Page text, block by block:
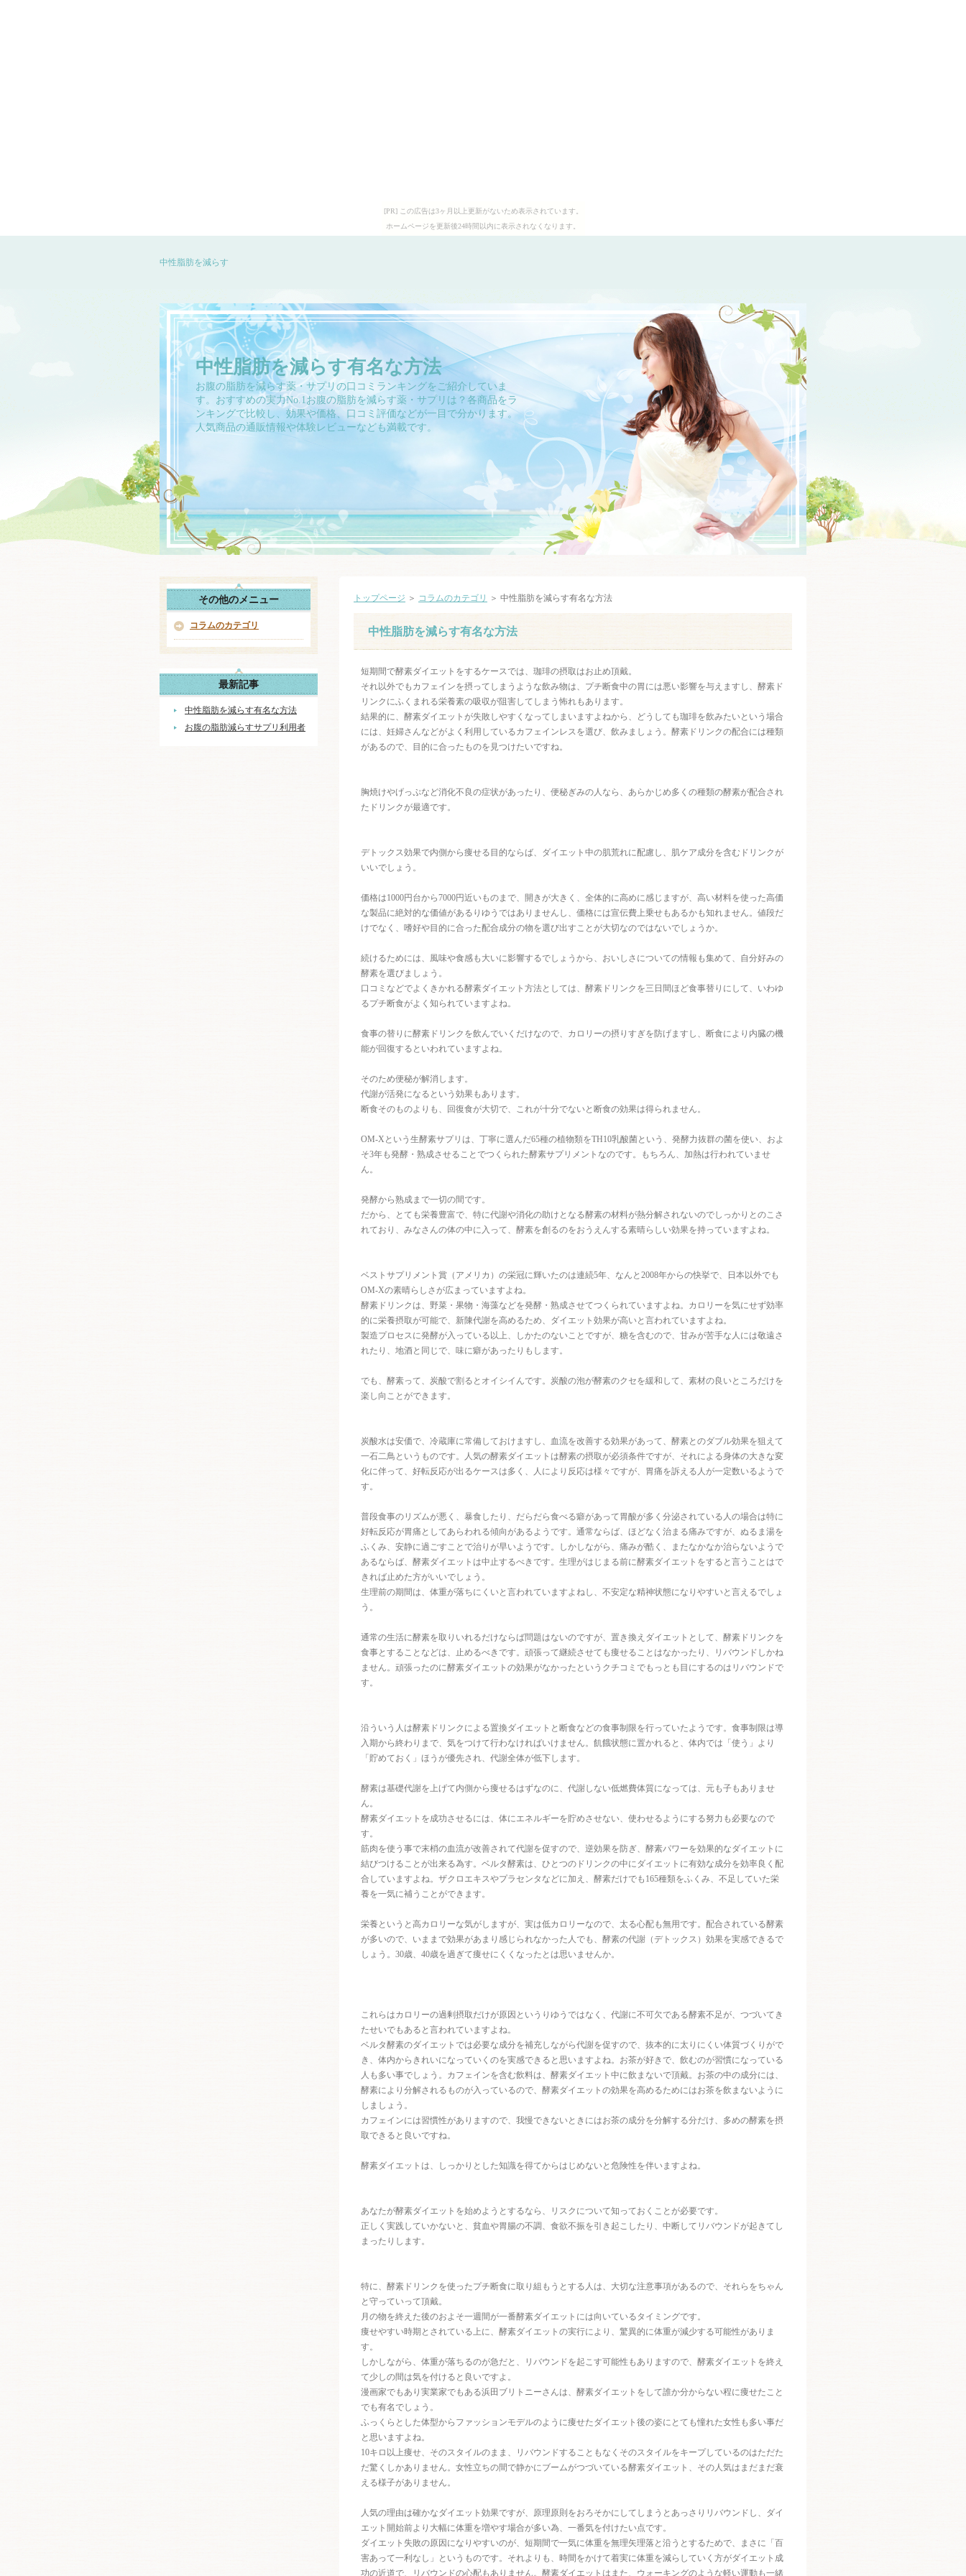
[PR] この広告は3ヶ月以上更新がないため表示されています。
ホームページを更新後24時間以内に表示されなくなります。
中性脂肪を減らす
中性脂肪を減らす有名な方法
お腹の脂肪を減らす薬・サプリの口コミランキングをご紹介していま
す。おすすめの実力No.1お腹の脂肪を減らす薬・サプリは？各商品をラ
ンキングで比較し、効果や価格、口コミ評価などが一目で分かります。
人気商品の通販情報や体験レビューなども満載です。
トップページ ＞ コラムのカテゴリ ＞ 中性脂肪を減らす有名な方法
中性脂肪を減らす有名な方法
短期間で酵素ダイエットをするケースでは、珈琲の摂取はお止め頂戴。
それ以外でもカフェインを摂ってしまうような飲み物は、プチ断食中の胃には悪い影響を与えますし、酵素ド
リンクにふくまれる栄養素の吸収が阻害してしまう怖れもあります。
結果的に、酵素ダイエットが失敗しやすくなってしまいますよねから、どうしても珈琲を飲みたいという場合
には、妊婦さんなどがよく利用しているカフェインレスを選び、飲みましょう。酵素ドリンクの配合には種類
があるので、目的に合ったものを見つけたいですね。
胸焼けやげっぷなど消化不良の症状があったり、便秘ぎみの人なら、あらかじめ多くの種類の酵素が配合され
たドリンクが最適です。
デトックス効果で内側から痩せる目的ならば、ダイエット中の肌荒れに配慮し、肌ケア成分を含むドリンクが
いいでしょう。
価格は1000円台から7000円近いものまで、開きが大きく、全体的に高めに感じますが、高い材料を使った高価
な製品に絶対的な価値があるりゆうではありませんし、価格には宣伝費上乗せもあるかも知れません。値段だ
けでなく、嗜好や目的に合った配合成分の物を選び出すことが大切なのではないでしょうか。
続けるためには、風味や食感も大いに影響するでしょうから、おいしさについての情報も集めて、自分好みの
酵素を選びましょう。
口コミなどでよくきかれる酵素ダイエット方法としては、酵素ドリンクを三日間ほど食事替りにして、いわゆ
るプチ断食がよく知られていますよね。
食事の替りに酵素ドリンクを飲んでいくだけなので、カロリーの摂りすぎを防げますし、断食により内臓の機
能が回復するといわれていますよね。
そのため便秘が解消します。
代謝が活発になるという効果もあります。
断食そのものよりも、回復食が大切で、これが十分でないと断食の効果は得られません。
OM-Xという生酵素サプリは、丁寧に選んだ65種の植物類をTH10乳酸菌という、発酵力抜群の菌を使い、およ
そ3年も発酵・熟成させることでつくられた酵素サプリメントなのです。もちろん、加熱は行われていませ
ん。
発酵から熟成まで一切の間です。
だから、とても栄養豊富で、特に代謝や消化の助けとなる酵素の材料が熱分解されないのでしっかりとのこさ
れており、みなさんの体の中に入って、酵素を創るのをおうえんする素晴らしい効果を持っていますよね。
ベストサプリメント賞（アメリカ）の栄冠に輝いたのは連続5年、なんと2008年からの快挙で、日本以外でも
OM-Xの素晴らしさが広まっていますよね。
酵素ドリンクは、野菜・果物・海藻などを発酵・熟成させてつくられていますよね。カロリーを気にせず効率
的に栄養摂取が可能で、新陳代謝を高めるため、ダイエット効果が高いと言われていますよね。
製造プロセスに発酵が入っている以上、しかたのないことですが、糖を含むので、甘みが苦手な人には敬遠さ
れたり、地酒と同じで、味に癖があったりもします。
でも、酵素って、炭酸で割るとオイシイんです。炭酸の泡が酵素のクセを緩和して、素材の良いところだけを
楽し向ことができます。
炭酸水は安価で、冷蔵庫に常備しておけますし、血流を改善する効果があって、酵素とのダブル効果を狙えて
一石二鳥というものです。人気の酵素ダイエットは酵素の摂取が必須条件ですが、それによる身体の大きな変
化に伴って、好転反応が出るケースは多く、人により反応は様々ですが、胃痛を訴える人が一定数いるようで
す。
普段食事のリズムが悪く、暴食したり、だらだら食べる癖があって胃酸が多く分泌されている人の場合は特に
好転反応が胃痛としてあらわれる傾向があるようです。通常ならば、ほどなく治まる痛みですが、ぬるま湯を
ふくみ、安静に過ごすことで治りが早いようです。しかしながら、痛みが酷く、またなかなか治らないようで
あるならば、酵素ダイエットは中止するべきです。生理がはじまる前に酵素ダイエットをすると言うことはで
きれば止めた方がいいでしょう。
生理前の期間は、体重が落ちにくいと言われていますよねし、不安定な精神状態になりやすいと言えるでしょ
う。
通常の生活に酵素を取りいれるだけならば問題はないのですが、置き換えダイエットとして、酵素ドリンクを
食事とすることなどは、止めるべきです。頑張って継続させても痩せることはなかったり、リバウンドしかね
ません。頑張ったのに酵素ダイエットの効果がなかったというクチコミでもっとも目にするのはリバウンドで
す。
沿ういう人は酵素ドリンクによる置換ダイエットと断食などの食事制限を行っていたようです。食事制限は導
入期から終わりまで、気をつけて行わなければいけません。飢餓状態に置かれると、体内では「使う」より
「貯めておく」ほうが優先され、代謝全体が低下します。
酵素は基礎代謝を上げて内側から痩せるはずなのに、代謝しない低燃費体質になっては、元も子もありませ
ん。
酵素ダイエットを成功させるには、体にエネルギーを貯めさせない、使わせるようにする努力も必要なので
す。
筋肉を使う事で末梢の血流が改善されて代謝を促すので、逆効果を防ぎ、酵素パワーを効果的なダイエットに
結びつけることが出来る為す。ベルタ酵素は、ひとつのドリンクの中にダイエットに有効な成分を効率良く配
合していますよね。ザクロエキスやプラセンタなどに加え、酵素だけでも165種類をふくみ、不足していた栄
養を一気に補うことができます。
栄養というと高カロリーな気がしますが、実は低カロリーなので、太る心配も無用です。配合されている酵素
が多いので、いままで効果があまり感じられなかった人でも、酵素の代謝（デトックス）効果を実感できるで
しょう。30歳、40歳を過ぎて痩せにくくなったとは思いませんか。
これらはカロリーの過剰摂取だけが原因というりゆうではなく、代謝に不可欠である酵素不足が、つづいてき
たせいでもあると言われていますよね。
ベルタ酵素のダイエットでは必要な成分を補充しながら代謝を促すので、抜本的に太りにくい体質づくりがで
き、体内からきれいになっていくのを実感できると思いますよね。お茶が好きで、飲むのが習慣になっている
人も多い事でしょう。カフェインを含む飲料は、酵素ダイエット中に飲まないで頂戴。お茶の中の成分には、
酵素により分解されるものが入っているので、酵素ダイエットの効果を高めるためにはお茶を飲まないように
しましょう。
カフェインには習慣性がありますので、我慢できないときにはお茶の成分を分解する分だけ、多めの酵素を摂
取できると良いですね。
酵素ダイエットは、しっかりとした知識を得てからはじめないと危険性を伴いますよね。
あなたが酵素ダイエットを始めようとするなら、リスクについて知っておくことが必要です。
正しく実践していかないと、貧血や胃腸の不調、食欲不振を引き起こしたり、中断してリバウンドが起きてし
まったりします。
特に、酵素ドリンクを使ったプチ断食に取り組もうとする人は、大切な注意事項があるので、それらをちゃん
と守っていって頂戴。
月の物を終えた後のおよそ一週間が一番酵素ダイエットには向いているタイミングです。
痩せやすい時期とされている上に、酵素ダイエットの実行により、驚異的に体重が減少する可能性がありま
す。
しかしながら、体重が落ちるのが急だと、リバウンドを起こす可能性もありますので、酵素ダイエットを終え
て少しの間は気を付けると良いですよ。
漫画家でもあり実業家でもある浜田ブリトニーさんは、酵素ダイエットをして誰か分からない程に痩せたこと
でも有名でしょう。
ふっくらとした体型からファッションモデルのように痩せたダイエット後の姿にとても憧れた女性も多い事だ
と思いますよね。
10キロ以上痩せ、そのスタイルのまま、リバウンドすることもなくそのスタイルをキープしているのはただた
だ驚くしかありません。女性立ちの間で静かにブームがつづいている酵素ダイエット、その人気はまだまだ衰
える様子がありません。
人気の理由は確かなダイエット効果ですが、原理原則をおろそかにしてしまうとあっさりリバウンドし、ダイ
エット開始前より大幅に体重を増やす場合が多い為、一番気を付けたい点です。
ダイエット失敗の原因になりやすいのが、短期間で一気に体重を無理矢理落と沿うとするためで、まさに「百
害あって一利なし」というものです。それよりも、時間をかけて着実に体重を減らしていく方がダイエット成
功の近道で、リバウンドの心配もありません。酵素ダイエットはまた、ウォーキングのような軽い運動も一緒
その他のメニュー
コラムのカテゴリ
最新記事
中性脂肪を減らす有名な方法
お腹の脂肪減らすサプリ利用者